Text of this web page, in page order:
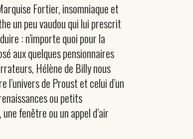
Fortier, insomniaque et
un peu vaudou qui lui prescrit
: n’importe quoi pour la
aux quelques pensionnaires
Hélène de Billy nous
de Proust et celui d’un
ou petits
fenêtre ou un appel d’air